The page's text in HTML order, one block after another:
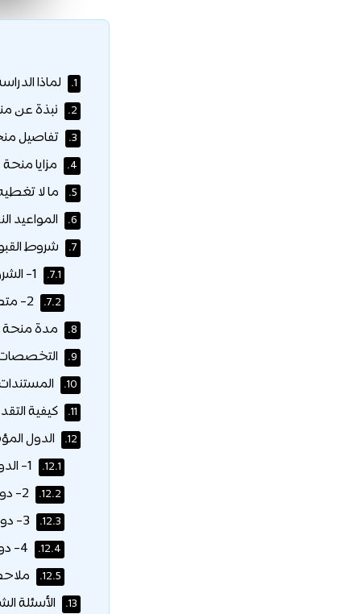
1. لماذا
2. نبذة عن
3. تفاصيل
4. مزايا
5. ما لا
6. المواعيد
7. شروط
7.1.
7.2.
8. مدة منحة
9.
10.
11. كيفية
12. الدول
12.1.
12.2.
12.3.
12.4.
12.5.
13. الأسئلة